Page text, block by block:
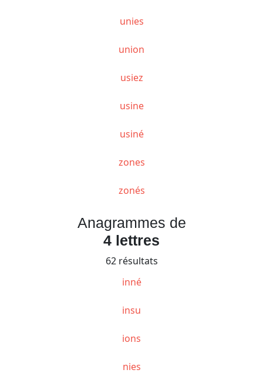
unies
union
usiez
usine
usiné
zones
zonés
Anagrammes de
4 lettres
62 résultats
inné
insu
ions
nies